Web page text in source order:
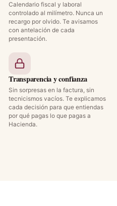
Calendario fiscal y laboral
controlado al milímetro. Nunca un
recargo por olvido. Te avisamos
con antelación de cada
presentación.
Transparencia y confianza
Sin sorpresas en la factura, sin
tecnicismos vacíos. Te explicamos
cada decisión para que entiendas
por qué pagas lo que pagas a
Hacienda.